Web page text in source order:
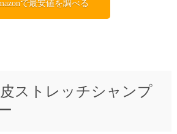
で最安値を調べる
皮ストレッチシャンプ